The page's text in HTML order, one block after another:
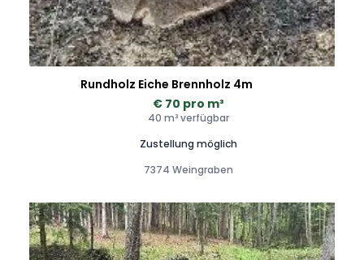
Rundholz Eiche Brennholz 4m
€ 70 pro m³
40 m³ verfügbar
Zustellung möglich
7374 Weingraben